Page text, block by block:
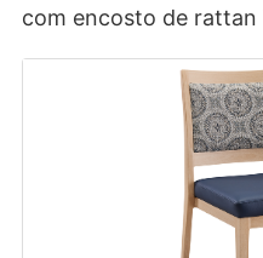
com encosto de rattan